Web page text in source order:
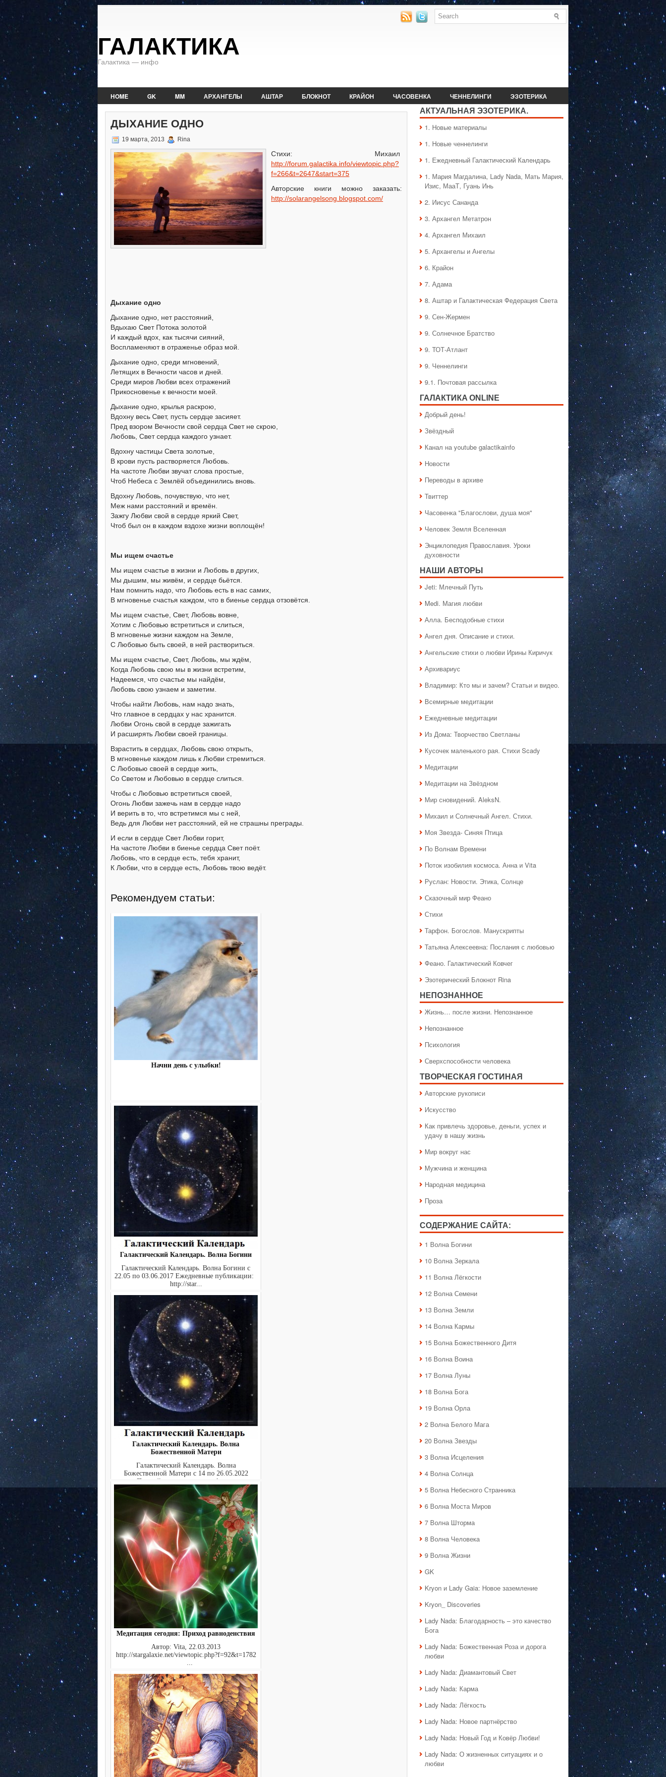
ГАЛАКТИКА
Галактика — инфо
HOME GK MM АРХАНГЕЛЫ АШТАР БЛОКНОТ КРАЙОН ЧАСОВЕНКА ЧЕННЕЛИНГИ ЭЗОТЕРИКА
ДЫХАНИЕ ОДНО
19 марта, 2013 Rina
Стихи: Михаил
http://forum.galactika.info/viewtopic.php?
f=266&t=2647&start=375
Авторские книги можно заказать:
http://solarangelsong.blogspot.com/
Дыхание одно
Дыхание одно, нет расстояний,
Вдыхаю Свет Потока золотой
И каждый вдох, как тысячи сияний,
Воспламеняют в отраженье образ мой.
Дыхание одно, среди мгновений,
Летящих в Вечности часов и дней.
Среди миров Любви всех отражений
Прикосновенье к вечности моей.
Дыхание одно, крылья раскрою,
Вдохну весь Свет, пусть сердце засияет.
Пред взором Вечности свой сердца Свет не скрою,
Любовь, Свет сердца каждого узнает.
Вдохну частицы Света золотые,
В крови пусть растворяется Любовь.
На частоте Любви звучат слова простые,
Чтоб Небеса с Землёй объединились вновь.
Вдохну Любовь, почувствую, что нет,
Меж нами расстояний и времён.
Зажгу Любви свой в сердце яркий Свет,
Чтоб был он в каждом вздохе жизни воплощён!
Мы ищем счастье
Мы ищем счастье в жизни и Любовь в других,
Мы дышим, мы живём, и сердце бьётся.
Нам помнить надо, что Любовь есть в нас самих,
В мгновенье счастья каждом, что в биенье сердца отзовётся.
Мы ищем счастье, Свет, Любовь вовне,
Хотим с Любовью встретиться и слиться,
В мгновенье жизни каждом на Земле,
С Любовью быть своей, в ней раствориться.
Мы ищем счастье, Свет, Любовь, мы ждём,
Когда Любовь свою мы в жизни встретим,
Надеемся, что счастье мы найдём,
Любовь свою узнаем и заметим.
Чтобы найти Любовь, нам надо знать,
Что главное в сердцах у нас хранится.
Любви Огонь свой в сердце зажигать
И расширять Любви своей границы.
Взрастить в сердцах, Любовь свою открыть,
В мгновенье каждом лишь к Любви стремиться.
С Любовью своей в сердце жить,
Со Светом и Любовью в сердце слиться.
Чтобы с Любовью встретиться своей,
Огонь Любви зажечь нам в сердце надо
И верить в то, что встретимся мы с ней,
Ведь для Любви нет расстояний, ей не страшны преграды.
И если в сердце Свет Любви горит,
На частоте Любви в биенье сердца Свет поёт.
Любовь, что в сердце есть, тебя хранит,
К Любви, что в сердце есть, Любовь твою ведёт.
Рекомендуем статьи:
Начни день с улыбки!
Галактический Календарь. Волна Богини
Галактический Календарь. Волна Богини с
22.05 по 03.06.2017 Ежедневные публикации:
http://star...
Галактический Календарь. Волна
Божественной Матери
Галактический Календарь. Волна
Божественной Матери с 14 по 26.05.2022
Полный текст ежедневно: http:...
Медитация сегодня: Приход равноденствия
Автор: Vita, 22.03.2013
http://stargalaxie.net/viewtopic.php?f=92&t=1782
АКТУАЛЬНАЯ ЭЗОТЕРИКА.
1. Hовые материалы
1. Hовые ченнелинги
1. Ежедневный Галактический Календарь
1. Мария Магдалина, Lady Nada, Мать Мария,
Изис, МааТ, Гуань Инь
2. Иисус Сананда
3. Архангел Метатрон
4. Архангел Михаил
5. Архангелы и Ангелы
6. Крайон
7. Адама
8. Аштар и Галактическая Федерация Света
9. Сен-Жермен
9. Солнечное Братство
9. ТОТ-Атлант
9. Ченнелинги
9.1. Почтовая рассылка
ГАЛАКТИКA ONLINE
Добрый день!
Звёздный
Канал на youtube galactikainfo
Новости
Переводы в архиве
Твиттер
Часовенка "Благослови, душа моя"
Человек Земля Вселенная
Энциклопедия Православия. Уроки
духовности
НАШИ АВТОРЫ
Jeti: Млечный Путь
Medi. Магия любви
Алла. Бесподобные стихи
Ангел дня. Описание и стихи.
Ангельские стихи о любви Ирины Киричук
Архивариус
Владимир: Кто мы и зачем? Статьи и видео.
Всемирные медитации
Ежедневные медитации
Из Дома: Творчество Светланы
Кусочек маленького рая. Стихи Scady
Медитации
Медитации на Звёздном
Мир сновидений. AleksN.
Михаил и Солнечный Ангел. Стихи.
Моя Звезда- Синяя Птица
По Волнам Времени
Поток изобилия космоса. Анна и Vita
Руслан: Новости. Этика, Солнце
Сказочный мир Феано
Стихи
Тарфон. Богослов. Манускрипты
Татьяна Алексеевна: Послания с любовью
Феано. Галактический Ковчег
Эзотерический Блокнот Rina
НЕПОЗНАННОЕ
Жизнь… после жизни. Непознанное
Непознанное
Психология
Сверхспособности человека
ТВОРЧЕСКАЯ ГОСТИНАЯ
Авторские рукописи
Искусство
Как привлечь здоровье, деньги, успех и
удачу в нашу жизнь
Мир вокруг нас
Мужчина и женщина
Народная медицина
Проза
СОДЕРЖАНИЕ САЙТА:
1 Волна Богини
10 Волна Зеркала
11 Волна Лёгкости
12 Волна Семени
13 Волна Земли
14 Волна Кармы
15 Волна Божественного Дитя
16 Волна Воина
17 Волна Луны
18 Волна Бога
19 Волна Орла
2 Волна Белого Мага
20 Волна Звезды
3 Волна Исцеления
4 Волна Солнца
5 Волна Небесного Странника
6 Волна Моста Миров
7 Волна Шторма
8 Волна Человека
9 Волна Жизни
GK
Kryon и Lady Gaia: Новое заземление
Kryon_ Discoveries
Lady Nada: Благодарность – это качество
Бога
Lady Nada: Божественная Роза и дорога
любви
Lady Nada: Диамантовый Свет
Lady Nada: Карма
Lady Nada: Лёгкость
Lady Nada: Новое партнёрство
Lady Nada: Новый Год и Ковёр Любви!
Lady Nada: О жизненных ситуациях и о
любви